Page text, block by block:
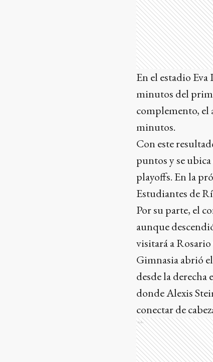
En el estadio
minutos del
complemento, el
minutos.
Con este
puntos y se
playoffs. En la
Estudiantes de
Por su parte, el
aunque
visitará a
Gimnasia abrió
desde la
donde Alexis
conectar de
Ads